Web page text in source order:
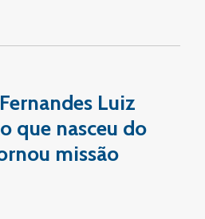
Luiz
que nasceu do
missão